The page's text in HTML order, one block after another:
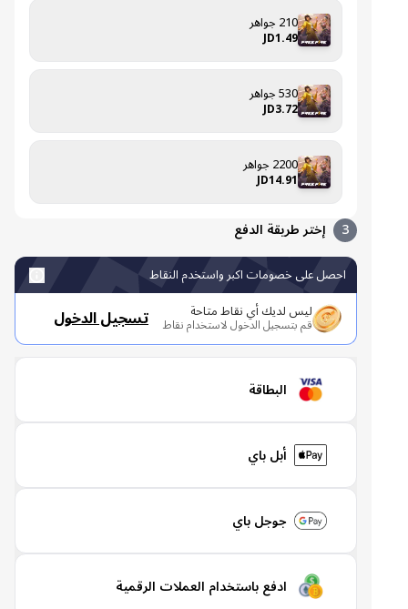
210 جواهر
JD1.49
530 جواهر
JD3.72
2200 جواهر
JD14.91
إختر طريقة الدفع
احصل على خصومات اكبر واستخدم النقاط
ليس لديك أي نقاط متاحة
قم بتسجيل الدخول لاستخدام نقاط تسجيل الدخول
البطاقة
أبل باي
جوجل باي
ادفع باستخدام العملات الرقمية